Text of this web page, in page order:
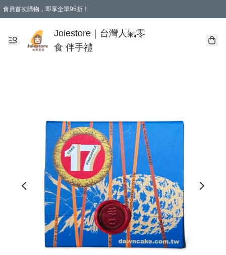
會員首次購物，即享全單95折！
購物滿 HKD 350.00即享免運費優惠！（適用於 本地送貨、本地取貨 )
Joiestore｜台灣人氣零
食 伴手禮